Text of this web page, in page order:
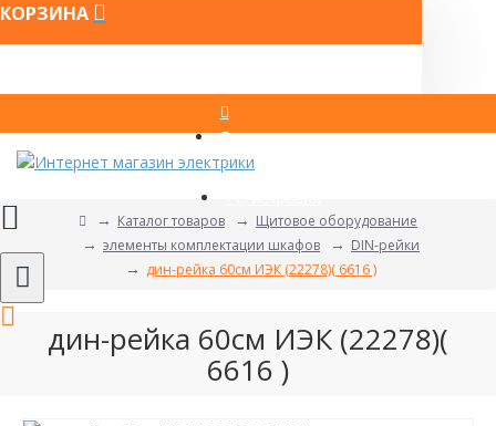
КОРЗИНА
Вход
Каталог товаров
Щитовое оборудование
элементы комплектации шкафов
DIN-рейки
дин-рейка 60см ИЭК (22278)( 6616 )
дин-рейка 60см ИЭК (22278)(
6616 )